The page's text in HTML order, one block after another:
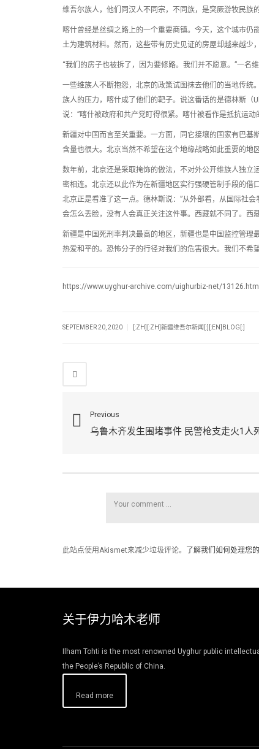
维吾尔族人，他们同汉人不同宗，不同族，是突厥游牧民族的
喀什曾经是丝绸之路上的一个重要商镇。今天，这个城市
土为建筑材料。然而，这些带有历史见证的房屋却越来越少
“我们的房子也被拆了，因为要修路。我们并不愿意。”一名维
一些维族人不断抱怨，北京的政策试图抹去他们的当地传
族人的压力，喀什成了他们的靶子。说这番话的是德林斯
说：”喀什被政府和共产党盯得很紧。喀什被看作是抵抗运
新疆对中国而言至关重要。一方面，同它接壤的国家有巴
含量也很大。北京当然不希望在这个地缘战略如此重要的地
数年前，北京还是采取掩饰的做法，不对外公开维族人独
密相连。北京还以此作为在新疆地区实行强硬管制手段的
北京正是看准了这一点。德林斯说：”从外部看，从国际社
会怎么丢脸，没有人会真正关注这件事。西藏就不同了。西
新疆是中国死刑率判决最高的地区，新疆也是中国监控管理
热爱和平的。恐怖分子的行径对我们的危害很大。我们不希
https://www.uyghur-archive.com/uighurbiz-net/13126.html
SEPTEMBER 20, 2020 [:ZH][:ZH]新疆维吾尔新闻[:][:EN]BLOG[:]
Previous
乌鲁木齐发生围堵事件 民警枪支走火1人
此站点使用Akismet来减少垃圾评论。 了解我们如何处理您
关于伊力哈木老师
Ilham Tohti is the most renowned Uyghur public
the People’s Republic of China.
Read more